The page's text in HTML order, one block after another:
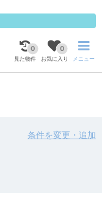
0
見た物件
0
お気に入り メニュー
条件を変更・追加